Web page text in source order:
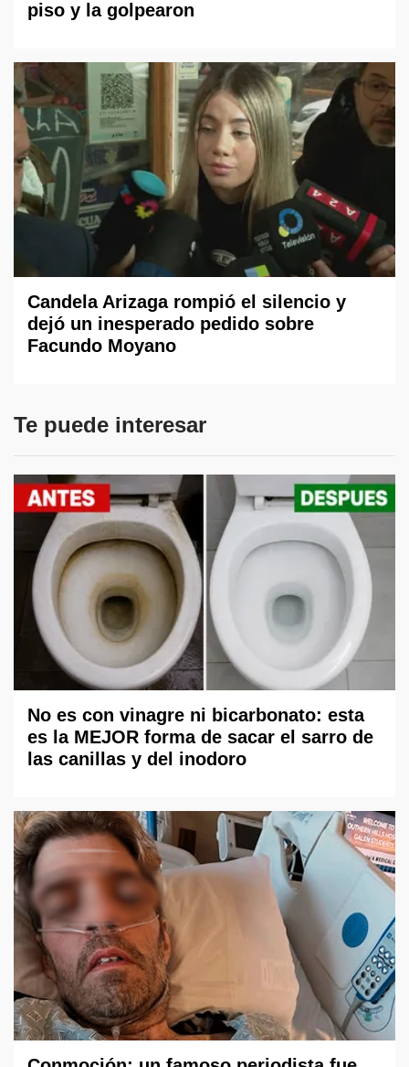
piso y la golpearon
Candela Arizaga rompió el silencio y
dejó un inesperado pedido sobre
Facundo Moyano
Te puede interesar
No es con vinagre ni bicarbonato: esta
es la MEJOR forma de sacar el sarro de
las canillas y del inodoro